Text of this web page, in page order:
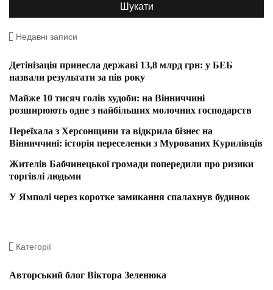
Недавні записи
Детінізація принесла державі 13,8 млрд грн: у БЕБ
назвали результати за пів року
Майже 10 тисяч голів худоби: на Вінниччині
розширюють одне з найбільших молочних господарств
Переїхала з Херсонщини та відкрила бізнес на
Вінниччині: історія переселенки з Мурованих Курилівців
Жителів Бабчинецької громади попередили про ризики
торгівлі людьми
У Ямполі через коротке замикання спалахнув будинок
Категорії
Авторський блог Віктора Зеленюка